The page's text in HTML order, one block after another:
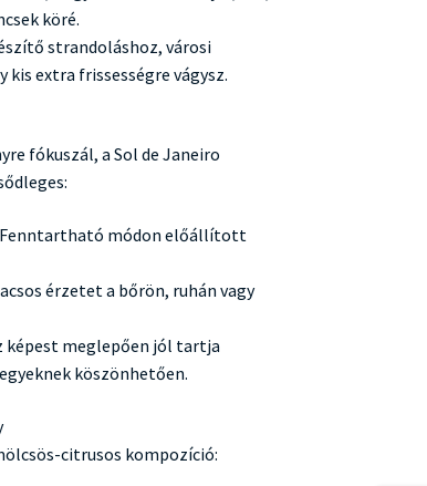
köré.
strandoláshoz, városi
kis extra frissességre vágysz.
fókuszál, a Sol de Janeiro
módon előállított
érzetet a bőrön, ruhán vagy
képest meglepően jól tartja
köszönhetően.
citrusos kompozíció: